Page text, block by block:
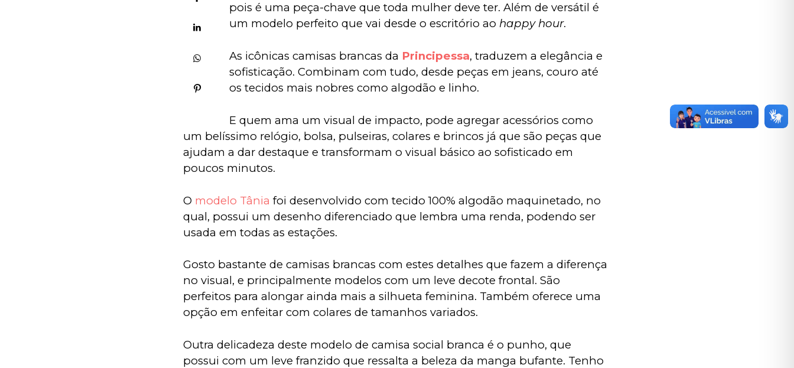
pois é uma peça-chave que toda mulher deve ter. Além de versátil é
um modelo perfeito que vai desde o escritório ao happy hour.
As icônicas camisas brancas da Principessa, traduzem a elegância e
sofisticação. Combinam com tudo, desde peças em jeans, couro até
os tecidos mais nobres como algodão e linho.
E quem ama um visual de impacto, pode agregar acessórios como
um belíssimo relógio, bolsa, pulseiras, colares e brincos já que são peças que
ajudam a dar destaque e transformam o visual básico ao sofisticado em
poucos minutos.
O modelo Tânia foi desenvolvido com tecido 100% algodão maquinetado, no
qual, possui um desenho diferenciado que lembra uma renda, podendo ser
usada em todas as estações.
Gosto bastante de camisas brancas com estes detalhes que fazem a diferença
no visual, e principalmente modelos com um leve decote frontal. São
perfeitos para alongar ainda mais a silhueta feminina. Também oferece uma
opção em enfeitar com colares de tamanhos variados.
Outra delicadeza deste modelo de camisa social branca é o punho, que
possui com um leve franzido que ressalta a beleza da manga bufante. Tenho